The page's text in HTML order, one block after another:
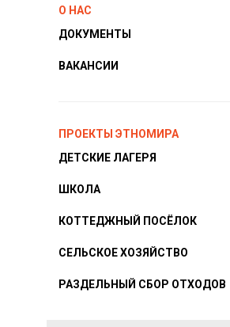
О НАС
ДОКУМЕНТЫ
ВАКАНСИИ
ПРОЕКТЫ ЭТНОМИРА
ДЕТСКИЕ ЛАГЕРЯ
ШКОЛА
КОТТЕДЖНЫЙ ПОСЁЛОК
СЕЛЬСКОЕ ХОЗЯЙСТВО
РАЗДЕЛЬНЫЙ СБОР ОТХОДОВ